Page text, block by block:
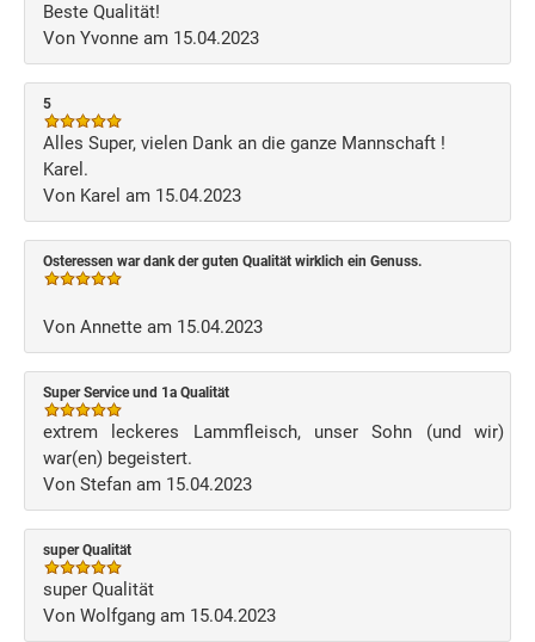
Beste Qualität!
Von Yvonne am 15.04.2023
5
Alles Super, vielen Dank an die ganze Mannschaft !
Karel.
Von Karel am 15.04.2023
Osteressen war dank der guten Qualität wirklich ein Genuss.
Von Annette am 15.04.2023
Super Service und 1a Qualität
extrem leckeres Lammfleisch, unser Sohn (und wir)
war(en) begeistert.
Von Stefan am 15.04.2023
super Qualität
super Qualität
Von Wolfgang am 15.04.2023